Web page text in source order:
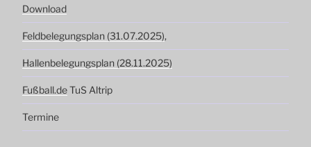
Download
Feldbelegungsplan (31.07.2025),
Hallenbelegungsplan (28.11.2025)
Fußball.deTuS Altrip
Termine